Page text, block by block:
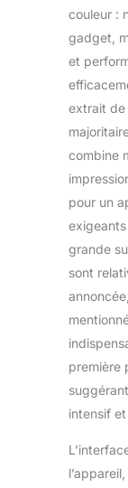
les
à
utilise
Il
couleur :
gadget,
et
extrait de
combine
pour un
grande
sont
première
intensif